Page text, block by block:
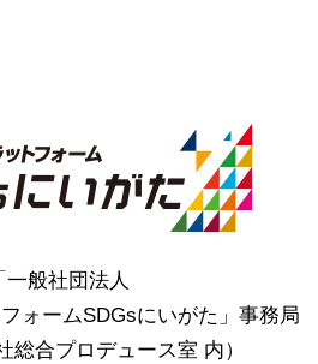
一般社団法人
ォームSDGsにいがた」事務局
総合プロデュース室 内）